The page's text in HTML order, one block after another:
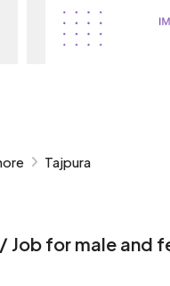
Tajpura
Job for male and